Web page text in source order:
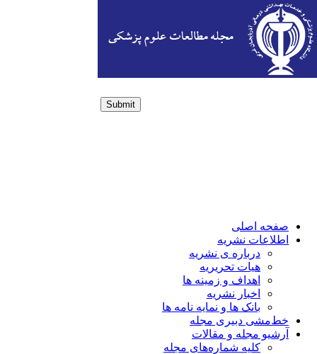
Submit
صفحه اصلی
اطلاعات نشریه
درباره ی نشریه
هیات تحریریه
اهداف و زمینه ها
اخبار نشریه
بانک ها و نمایه نامه ها
خط‌مشی دبیری مجله
آرشیو مجله و مقالات
کلیه شماره‌های مجله